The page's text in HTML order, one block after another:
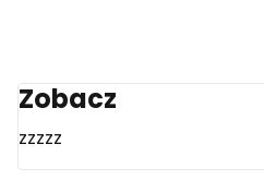
Zobacz
zzzzz